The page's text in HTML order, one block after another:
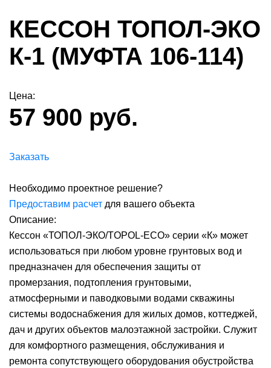
КЕССОН ТОПОЛ-ЭКО
К-1 (МУФТА 106-114)
Цена:
57 900 руб.
Заказать
Необходимо проектное решение?
Предоставим расчет для вашего объекта
Описание:
Кессон «ТОПОЛ-ЭКО/TOPOL-ECO» серии «К» может
использоваться при любом уровне грунтовых вод и
предназначен для обеспечения защиты от
промерзания, подтопления грунтовыми,
атмосферными и паводковыми водами скважины
системы водоснабжения для жилых домов, коттеджей,
дач и других объектов малоэтажной застройки. Cлужит
для комфортного размещения, обслуживания и
ремонта сопутствующего оборудования обустройства